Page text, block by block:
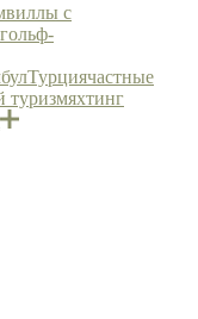
виллы с
гольф-
Турциячастные
туризмяхтинг